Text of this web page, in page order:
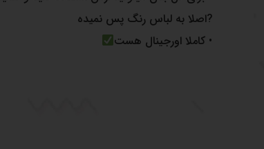
?اصلا به لباس رنگ پس نمیده
• کاملا اورجینال هست